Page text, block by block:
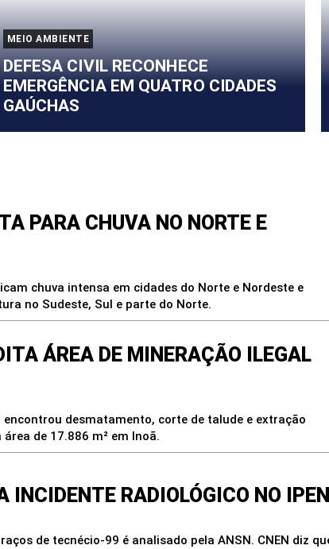
MEIO AMBIENTE
DEFESA CIVIL RECONHECE
EMERGÊNCIA EM QUATRO CIDADES
GAÚCHAS
PARA CHUVA NO NORTE E
chuva intensa em cidades do Norte e Nordeste e
no Sudeste, Sul e parte do Norte.
ÁREA DE MINERAÇÃO ILEGAL
encontrou desmatamento, corte de talude e extração
de 17.886 m² em Inoã.
INCIDENTE RADIOLÓGICO NO IPEN
de tecnécio-99 é analisado pela ANSN. CNEN diz